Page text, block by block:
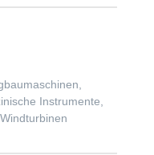
Instrumente,